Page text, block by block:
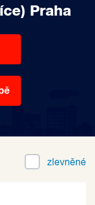
Praha
zlevněné